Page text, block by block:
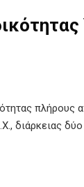
πλήρους
διάρκειας